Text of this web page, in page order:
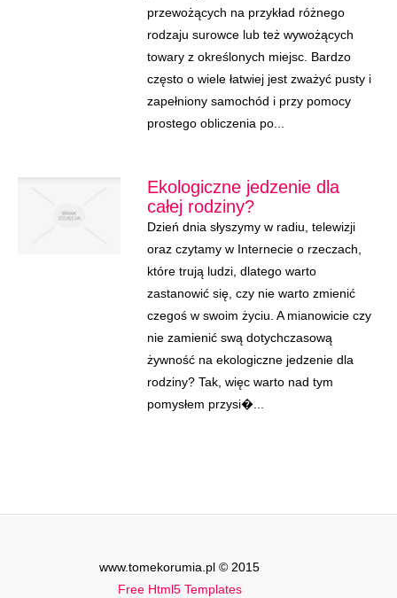
przewożących na przykład różnego
rodzaju surowce lub też wywożących
towary z określonych miejsc. Bardzo
często o wiele łatwiej jest zważyć pusty i
zapełniony samochód i przy pomocy
prostego obliczenia po...
Ekologiczne jedzenie dla
całej rodziny?
Dzień dnia słyszymy w radiu, telewizji
oraz czytamy w Internecie o rzeczach,
które trują ludzi, dlatego warto
zastanowić się, czy nie warto zmienić
czegoś w swoim życiu. A mianowicie czy
nie zamienić swą dotychczasową
żywność na ekologiczne jedzenie dla
rodziny? Tak, więc warto nad tym
pomysłem przysi�...
www.tomekorumia.pl © 2015
Free Html5 Templates